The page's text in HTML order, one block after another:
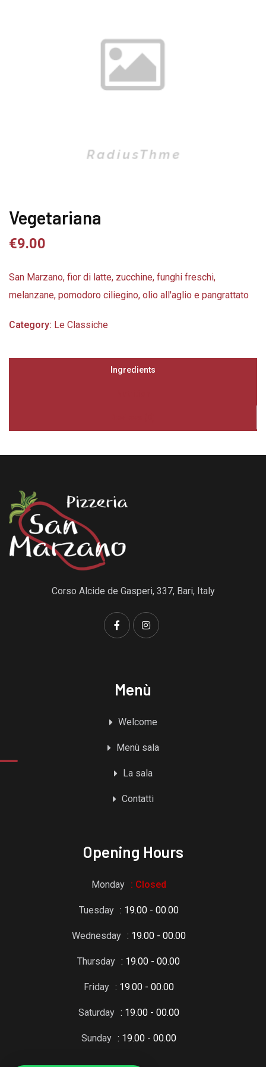
Vegetariana
€9.00
San Marzano, fior di latte, zucchine, funghi freschi,
melanzane, pomodoro ciliegino, olio all'aglio e pangrattato
Category: Le Classiche
Ingredients
Corso Alcide de Gasperi, 337, Bari, Italy
Menù
Welcome
Menù sala
La sala
Contatti
Opening Hours
Monday : Closed
Tuesday : 19.00 - 00.00
Wednesday : 19.00 - 00.00
Thursday : 19.00 - 00.00
Friday : 19.00 - 00.00
Saturday : 19.00 - 00.00
Sunday : 19.00 - 00.00